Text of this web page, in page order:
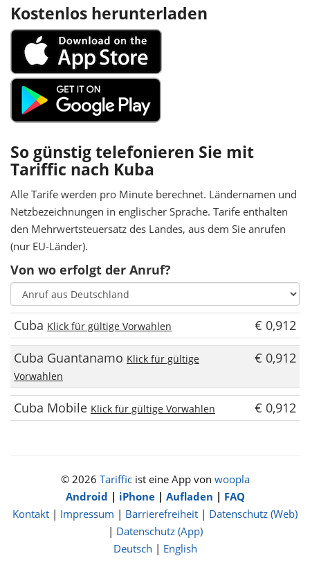
Kostenlos herunterladen
So günstig telefonieren Sie mit
Tariffic nach Kuba
Alle Tarife werden pro Minute berechnet. Ländernamen und
Netzbezeichnungen in englischer Sprache. Tarife enthalten
den Mehrwertsteuersatz des Landes, aus dem Sie anrufen
(nur EU-Länder).
Von wo erfolgt der Anruf?
Cuba Klick für gültige Vorwahlen
€ 0,912
Cuba Guantanamo Klick für gültige
Vorwahlen
€ 0,912
Cuba Mobile Klick für gültige Vorwahlen € 0,912
© 2026 Tarifficist eine App von woopla
Android | iPhone| Aufladen | FAQ
Kontakt | Impressum | Barrierefreiheit | Datenschutz (Web)
| Datenschutz (App)
Deutsch | English